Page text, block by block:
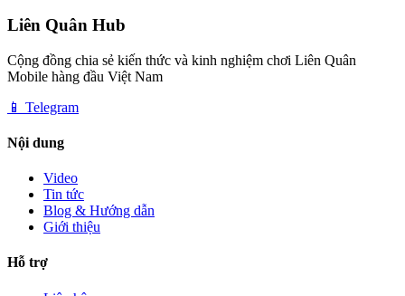
Liên Quân Hub
Cộng đồng chia sẻ kiến thức và kinh nghiệm chơi Liên Quân
Mobile hàng đầu Việt Nam
📱 Telegram
Nội dung
Video
Tin tức
Blog & Hướng dẫn
Giới thiệu
Hỗ trợ